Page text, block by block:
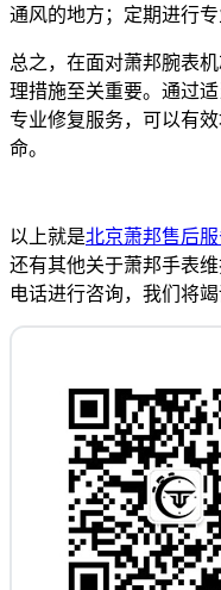
通风的地方；定期进行
总之，在面对萧邦腕表
理措施至关重要。通过
专业修复服务，可以有
命。
以上就是北京萧邦售后
还有其他关于萧邦手表
电话进行咨询，我们将竭